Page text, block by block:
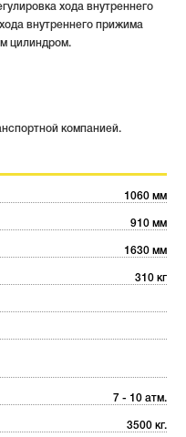
хода внутреннего
внутреннего прижима
цилиндром.
компанией.
1060 мм
910 мм
1630 мм
310 кг
7 - 10 атм.
3500 кг.